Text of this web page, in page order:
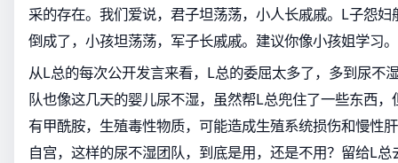
采的存在。我们爱说，君子坦荡荡，小人长戚戚。L子怨
倒成了，小孩坦荡荡，军子长戚戚。建议你像小孩姐学习。
从L总的每次公开发言来看，L总的委屈太多了，多到尿不
队也像这几天的婴儿尿不湿，虽然帮L总兜住了一些东西
有甲酰胺，生殖毒性物质，可能造成生殖系统损伤和慢性
自宫，这样的尿不湿团队，到底是用，还是不用？留给L总